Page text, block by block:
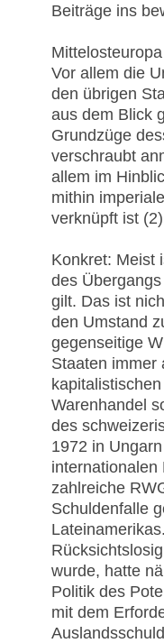
Beiträge ins
Vor allem die
den übrigen
aus dem Blick
Grundzüge
verschraubt
allem im
mithin
verknüpft ist
Konkret: Meist
des
gilt. Das ist
den Umstand
gegenseitige
Staaten immer
Warenhandel
des
1972 in
internationalen
zahlreiche
Schuldenfalle
wurde, hatte
Politik des
mit dem